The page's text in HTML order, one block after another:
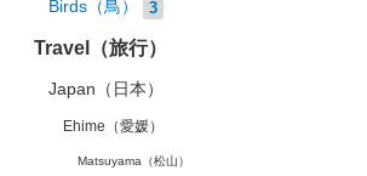
Birds（鳥） 3
Travel（旅行）
Japan（日本）
Ehime（愛媛）
Matsuyama（松山）